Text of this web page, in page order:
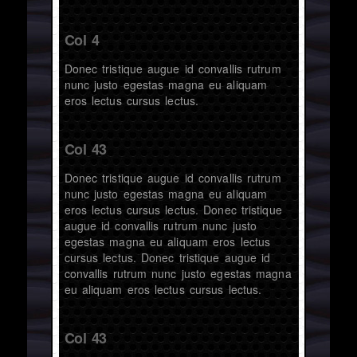
Col 4
Donec tristique augue id convallis rutrum
nunc justo egestas magna eu aliquam
eros lectus cursus lectus.
Col 43
Donec tristique augue id convallis rutrum
nunc justo egestas magna eu aliquam
eros lectus cursus lectus. Donec tristique
augue id convallis rutrum nunc justo
egestas magna eu aliquam eros lectus
cursus lectus. Donec tristique augue id
convallis rutrum nunc justo egestas magna
eu aliquam eros lectus cursus lectus.
Col 43